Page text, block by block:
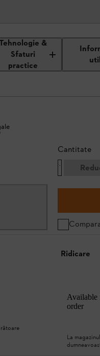
&
Sfaturi
practice
Cantitate
Ridicare
Available
order
La